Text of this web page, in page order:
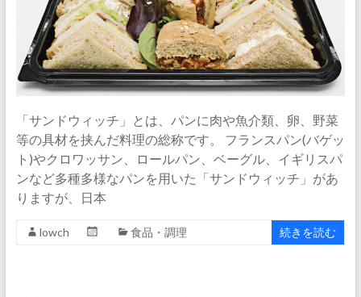
「サンドウィッチ」とは、パンに肉や魚介類、卵、野菜
等の具材を挟んだ料理の総称です。 フランスパン(バゲッ
ト)やクロワッサン、ロールパン、ベーグル、イギリスパ
ンなど多種多様なパンを用いた「サンドウィッチ」があ
りますが、日本
lowch 食品・調理 続きを読む